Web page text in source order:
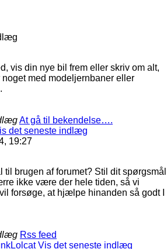
vis din nye bil frem eller skriv om alt,
noget med modeljernbaner eller
At gå til bekendelse….
det seneste indlæg
19:27
til brugen af forumet? Stil dit spørgsmål
ikke være der hele tiden, så vi
forsøge, at hjælpe hinanden så godt I
Rss feed
Vis det seneste indlæg